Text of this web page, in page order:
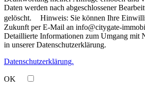
Daten werden nach abgeschlossener
gelöscht. Hinweis: Sie können Ihre
Zukunft per E-Mail an info@citygate-
Detaillierte Informationen zum Umgang mit
in unserer Datenschutzerklärung.
Datenschutzerklärung.
OK